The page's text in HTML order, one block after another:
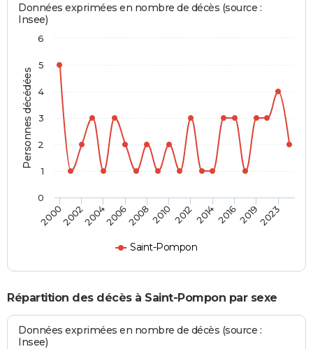
Personnes décédées
Données exprimées en nombre de décès (source :
Insee)
Saint-Pompon
200020022004200620082010 20122014201620192023
0
1
2
3
4
5
6
Répartition des décès à Saint-Pompon par sexe
Données exprimées en nombre de décès (source :
Insee)